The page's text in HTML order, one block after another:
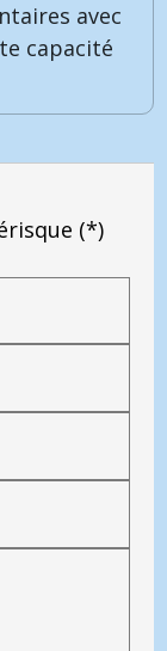
avec
capacité
(*)